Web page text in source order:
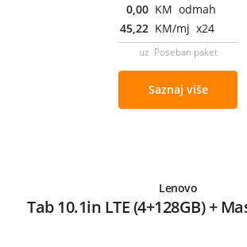
0,00 KM odmah
45,22 KM/mj x24
uz Poseban paket
Saznaj više
Lenovo
Tab 10.1in LTE (4+128GB) +